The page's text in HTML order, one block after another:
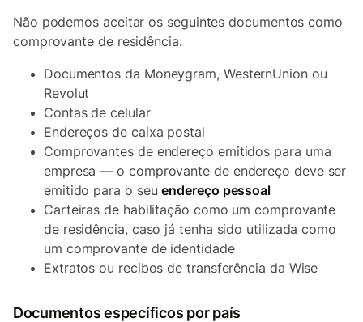
Não podemos aceitar os seguintes documentos como
comprovante de residência:
Documentos da Moneygram, WesternUnion ou
Revolut
Contas de celular
Endereços de caixa postal
Comprovantes de endereço emitidos para uma
empresa — o comprovante de endereço deve ser
emitido para o seuendereço pessoal
Carteiras de habilitação como um comprovante
de residência, caso já tenha sido utilizada como
um comprovante de identidade
Extratos ou recibos de transferência da Wise
Documentos específicos por país